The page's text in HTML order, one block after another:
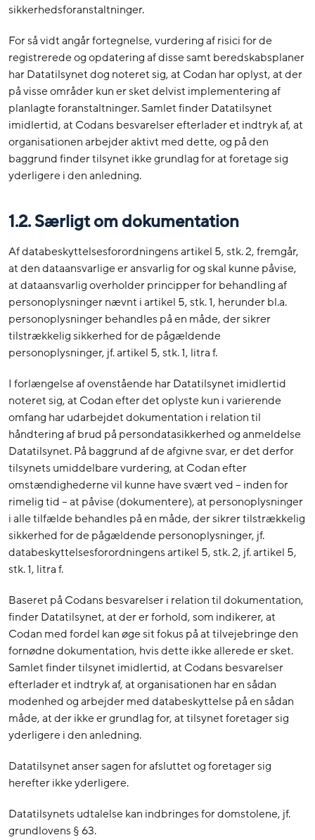
sikkerhedsforanstaltninger.
For så vidt angår fortegnelse, vurdering af risici for de
registrerede og opdatering af disse samt beredskabsplaner
har Datatilsynet dog noteret sig, at Codan har oplyst, at der
på visse områder kun er sket delvist implementering af
planlagte foranstaltninger. Samlet finder Datatilsynet
imidlertid, at Codans besvarelser efterlader et indtryk af, at
organisationen arbejder aktivt med dette, og på den
baggrund finder tilsynet ikke grundlag for at foretage sig
yderligere i den anledning.
1.2. Særligt om dokumentation
Af databeskyttelsesforordningens artikel 5, stk. 2, fremgår,
at den dataansvarlige er ansvarlig for og skal kunne påvise,
at dataansvarlig overholder principper for behandling af
personoplysninger nævnt i artikel 5, stk. 1, herunder bl.a.
personoplysninger behandles på en måde, der sikrer
tilstrækkelig sikkerhed for de pågældende
personoplysninger, jf. artikel 5, stk. 1, litra f.
I forlængelse af ovenstående har Datatilsynet imidlertid
noteret sig, at Codan efter det oplyste kun i varierende
omfang har udarbejdet dokumentation i relation til
håndtering af brud på persondatasikkerhed og anmeldelse
Datatilsynet. På baggrund af de afgivne svar, er det derfor
tilsynets umiddelbare vurdering, at Codan efter
omstændighederne vil kunne have svært ved – inden for
rimelig tid – at påvise (dokumentere), at personoplysninger
i alle tilfælde behandles på en måde, der sikrer tilstrækkelig
sikkerhed for de pågældende personoplysninger, jf.
databeskyttelsesforordningens artikel 5, stk. 2, jf. artikel 5,
stk. 1, litra f.
Baseret på Codans besvarelser i relation til dokumentation,
finder Datatilsynet, at der er forhold, som indikerer, at
Codan med fordel kan øge sit fokus på at tilvejebringe den
fornødne dokumentation, hvis dette ikke allerede er sket.
Samlet finder tilsynet imidlertid, at Codans besvarelser
efterlader et indtryk af, at organisationen har en sådan
modenhed og arbejder med databeskyttelse på en sådan
måde, at der ikke er grundlag for, at tilsynet foretager sig
yderligere i den anledning.
Datatilsynet anser sagen for afsluttet og foretager sig
herefter ikke yderligere.
Datatilsynets udtalelse kan indbringes for domstolene, jf.
grundlovens § 63.